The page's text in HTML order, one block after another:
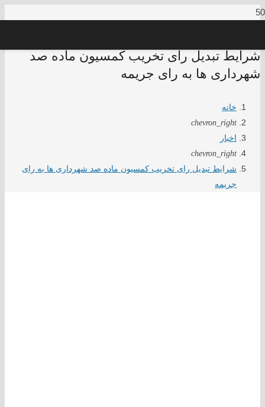
شرایط تبدیل رای تخریب کمسیون ماده صد
شهرداری ها به رای جریمه
خانه
chevron_right
اخبار
chevron_right
شرایط تبدیل رای تخریب کمسیون ماده صد شهرداری ها به رای
جریمه